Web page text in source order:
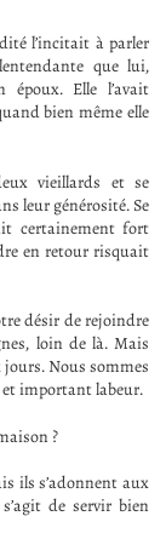
l’incitait à parler
que lui,
Elle l’avait
bien même elle
vieillards et se
leur générosité. Se
certainement fort
en retour risquait
désir de rejoindre
loin de là. Mais
jours. Nous sommes
et important labeur.
?
ils s’adonnent aux
de servir bien